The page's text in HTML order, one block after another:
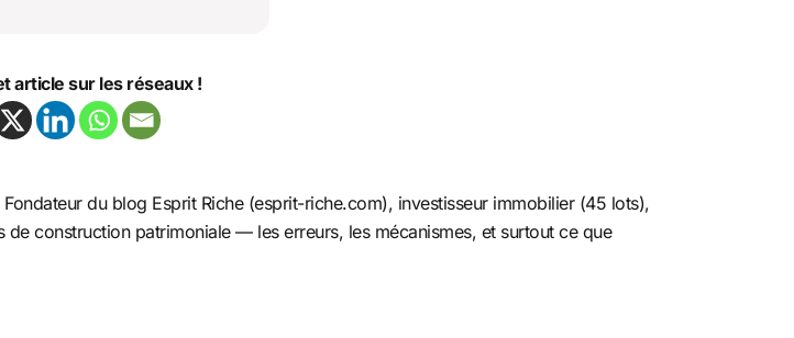
article sur les réseaux !
du blog Esprit Riche (esprit-riche.com), investisseur immobilier (45 lots),
construction patrimoniale — les erreurs, les mécanismes, et surtout ce que